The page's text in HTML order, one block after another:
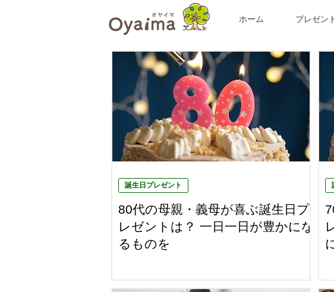
ホーム プレゼン
80代の母親・義母が喜ぶ誕生日プ
レゼントは？ 一日一日が豊かにな
るものを
誕生日プレゼント